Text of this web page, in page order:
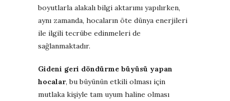
boyutlarla alakalı bilgi aktarımı yapılırken,
aynı zamanda, hocaların öte dünya enerjileri
ile ilgili tecrübe edinmeleri de
sağlanmaktadır.
Gideni geri döndürme büyüsü yapan
hocalar, bu büyünün etkili olması için
mutlaka kişiyle tam uyum haline olması